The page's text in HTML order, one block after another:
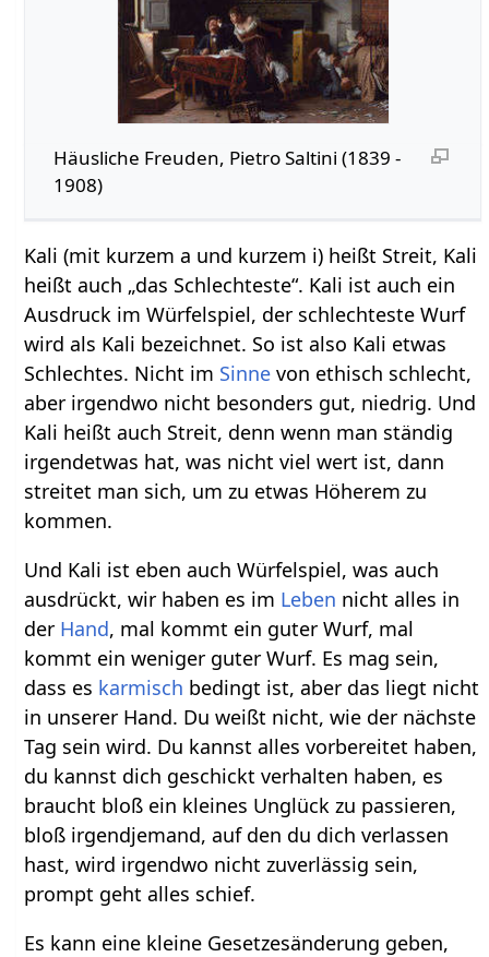
Häusliche Freuden, Pietro Saltini (1839 -
1908)
Kali (mit kurzem a und kurzem i) heißt Streit, Kali
heißt auch „das Schlechteste“. Kali ist auch ein
Ausdruck im Würfelspiel, der schlechteste Wurf
wird als Kali bezeichnet. So ist also Kali etwas
Schlechtes. Nicht im Sinne von ethisch schlecht,
aber irgendwo nicht besonders gut, niedrig. Und
Kali heißt auch Streit, denn wenn man ständig
irgendetwas hat, was nicht viel wert ist, dann
streitet man sich, um zu etwas Höherem zu
kommen.
Und Kali ist eben auch Würfelspiel, was auch
ausdrückt, wir haben es im Leben nicht alles in
der Hand, mal kommt ein guter Wurf, mal
kommt ein weniger guter Wurf. Es mag sein,
dass es karmisch bedingt ist, aber das liegt nicht
in unserer Hand. Du weißt nicht, wie der nächste
Tag sein wird. Du kannst alles vorbereitet haben,
du kannst dich geschickt verhalten haben, es
braucht bloß ein kleines Unglück zu passieren,
bloß irgendjemand, auf den du dich verlassen
hast, wird irgendwo nicht zuverlässig sein,
prompt geht alles schief.
Es kann eine kleine Gesetzesänderung geben,